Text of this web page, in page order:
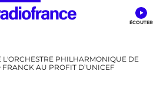
L'ORCHESTRE PHILHARMONIQUE DE
AU PROFIT D’UNICEF